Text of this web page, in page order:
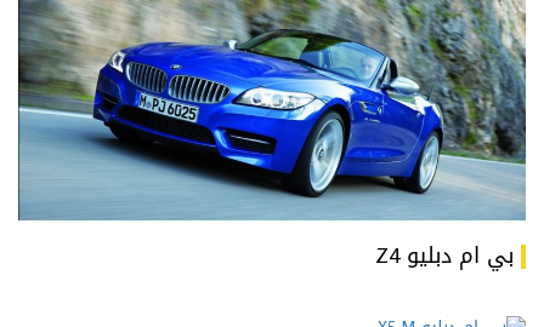
بي ام دبليو Z4